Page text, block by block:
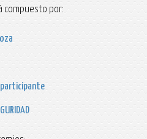
compuesto por:
participante